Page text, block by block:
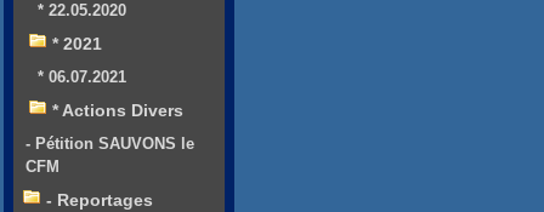
* 22.05.2020
* 2021
* 06.07.2021
* Actions Divers
- Pétition SAUVONS le
CFM
- Reportages